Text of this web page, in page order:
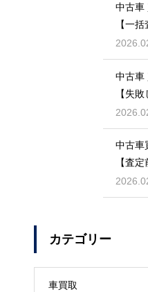
中古車
【一
中古車
【失
中古車
【査
カテゴリー
車買取